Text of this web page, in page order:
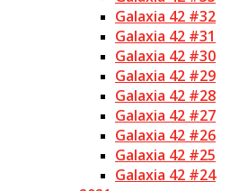
Galaxia 42 #32
Galaxia 42 #31
Galaxia 42 #30
Galaxia 42 #29
Galaxia 42 #28
Galaxia 42 #27
Galaxia 42 #26
Galaxia 42 #25
Galaxia 42 #24